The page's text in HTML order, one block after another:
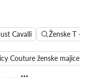
Cavalli Ženske T -
Couture ženske majice